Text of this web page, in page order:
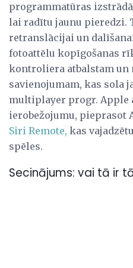
programmatūras
lai radītu jaunu pieredzi.
retranslācijai un
fotoattēlu kopīgošanas
kontroliera atbalstam un
savienojumam, kas sola
multiplayer progr. Apple
ierobežojumu, pieprasot
Siri Remote, kas
spēles.
Secinājums: vai tā ir